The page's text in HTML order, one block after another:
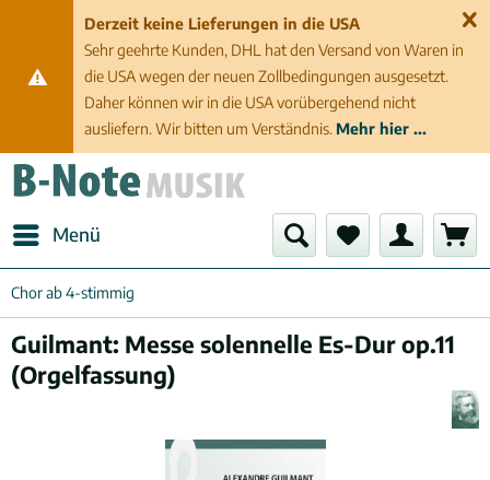
Derzeit keine Lieferungen in die USA
Sehr geehrte Kunden, DHL hat den Versand von Waren in
die USA wegen der neuen Zollbedingungen ausgesetzt.
Daher können wir in die USA vorübergehend nicht
ausliefern. Wir bitten um Verständnis. Mehr hier ...
Menü
Chor ab 4-stimmig
Guilmant: Messe solennelle Es-Dur op.11
(Orgelfassung)